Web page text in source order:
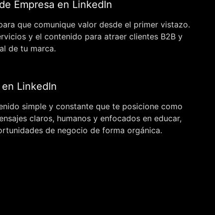
Empresa en LinkedIn
que comunique valor desde el primer vistazo.
y el contenido para atraer clientes B2B y
de tu marca.
LinkedIn
simple y constante que te posicione como
claros, humanos y enfocados en educar,
de negocio de forma orgánica.